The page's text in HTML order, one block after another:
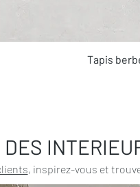
Tapis
, inspirez-vous et